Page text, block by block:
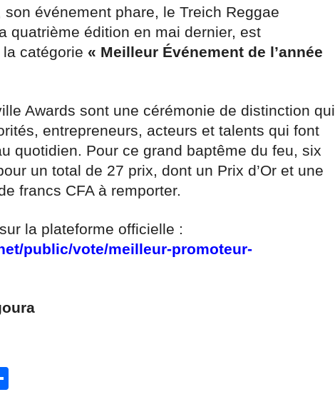
événement phare, le Treich Reggae
quatrième édition en mai dernier, est
catégorie « Meilleur Événement de l’année
Awards sont une cérémonie de distinction qui
entrepreneurs, acteurs et talents qui font
quotidien. Pour ce grand baptême du feu, six
un total de 27 prix, dont un Prix d’Or et une
francs CFA à remporter.
la plateforme officielle :
public/vote/meilleur-promoteur-